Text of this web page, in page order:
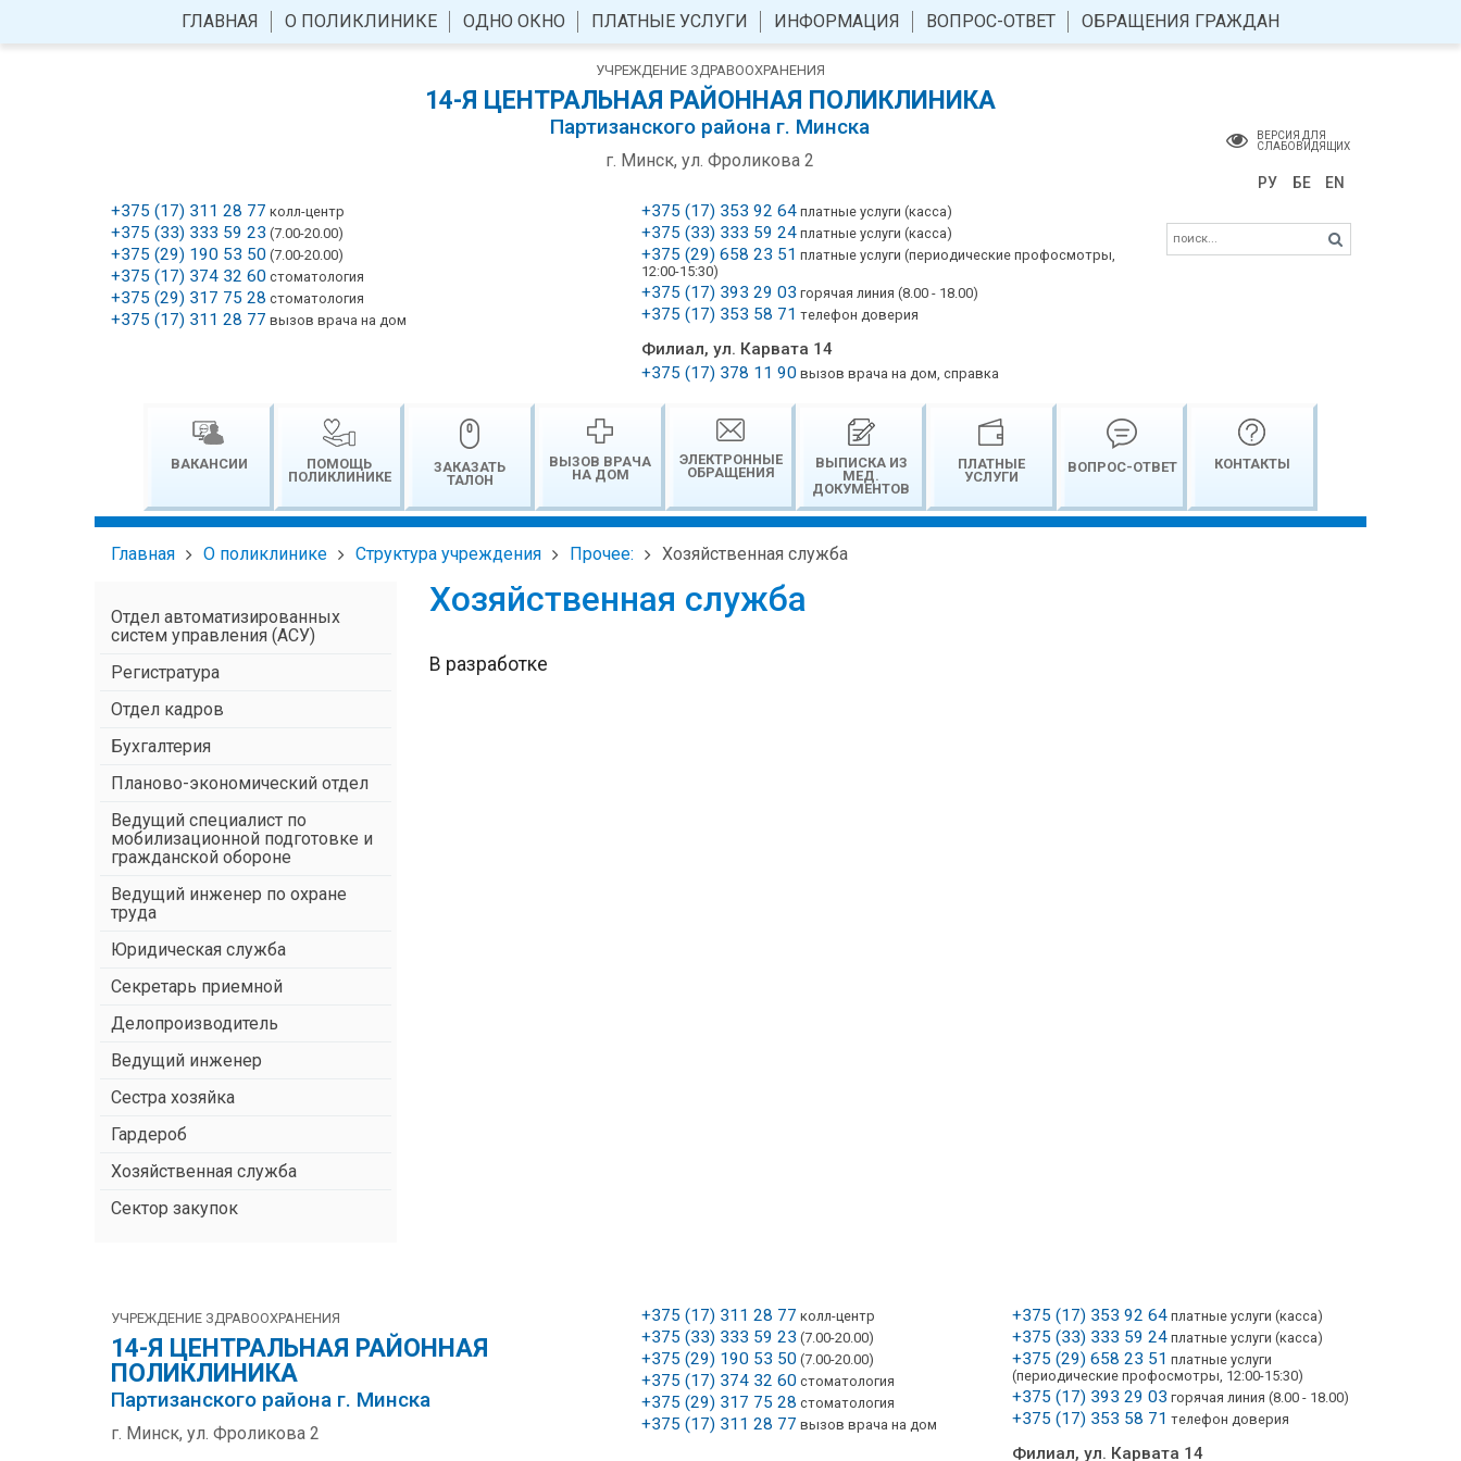
ГЛАВНАЯ О ПОЛИКЛИНИКЕ ОДНО ОКНО ПЛАТНЫЕ УСЛУГИ ИНФОРМАЦИЯ ВОПРОС-ОТВЕТ ОБРАЩЕНИЯ ГРАЖДАН
УЧРЕЖДЕНИЕ ЗДРАВООХРАНЕНИЯ
14-Я ЦЕНТРАЛЬНАЯ РАЙОННАЯ ПОЛИКЛИНИКА
Партизанского района г. Минска
г. Минск, ул. Фроликова 2
+375 (17) 311 28 77 колл-центр
+375 (33) 333 59 23 (7.00-20.00)
+375 (29) 190 53 50 (7.00-20.00)
+375 (17) 374 32 60 стоматология
+375 (29) 317 75 28 стоматология
+375 (17) 311 28 77 вызов врача на дом
+375 (17) 353 92 64платные услуги (касса)
+375 (33) 333 59 24платные услуги (касса)
+375 (29) 658 23 51 платные услуги (периодические профосмотры,
12:00-15:30)
+375 (17) 393 29 03 горячая линия (8.00 - 18.00)
+375 (17) 353 58 71 телефон доверия
Филиал, ул. Карвата 14
+375 (17) 378 11 90вызов врача на дом, справка
ВЕРСИЯ ДЛЯ
СЛАБОВИДЯЩИХ
РУ БЕ EN
ВАКАНСИИ
ПОМОЩЬ
ПОЛИКЛИНИКЕ
ЗАКАЗАТЬ
ТАЛОН
ВЫЗОВ ВРАЧА
НА ДОМ
ЭЛЕКТРОННЫЕ
ОБРАЩЕНИЯ
ВЫПИСКА ИЗ
МЕД.
ДОКУМЕНТОВ
ПЛАТНЫЕ
УСЛУГИ
ВОПРОС-ОТВЕТ КОНТАКТЫ
Главная О поликлинике Структура учреждения Прочее: Хозяйственная служба
Хозяйственная служба
В разработке
Отдел автоматизированных
систем управления (АСУ)
Регистратура
Отдел кадров
Бухгалтерия
Планово-экономический отдел
Ведущий специалист по
мобилизационной подготовке и
гражданской обороне
Ведущий инженер по охране
труда
Юридическая служба
Секретарь приемной
Делопроизводитель
Ведущий инженер
Сестра хозяйка
Гардероб
Хозяйственная служба
Сектор закупок
УЧРЕЖДЕНИЕ ЗДРАВООХРАНЕНИЯ
14-Я ЦЕНТРАЛЬНАЯ РАЙОННАЯ
ПОЛИКЛИНИКА
Партизанского района г. Минска
г. Минск, ул. Фроликова 2
+375 (17) 311 28 77 колл-центр
+375 (33) 333 59 23 (7.00-20.00)
+375 (29) 190 53 50(7.00-20.00)
+375 (17) 374 32 60стоматология
+375 (29) 317 75 28 стоматология
+375 (17) 311 28 77 вызов врача на дом
+375 (17) 353 92 64платные услуги (касса)
+375 (33) 333 59 24платные услуги (касса)
+375 (29) 658 23 51 платные услуги
(периодические профосмотры, 12:00-15:30)
+375 (17) 393 29 03 горячая линия (8.00 - 18.00)
+375 (17) 353 58 71 телефон доверия
Филиал, ул. Карвата 14